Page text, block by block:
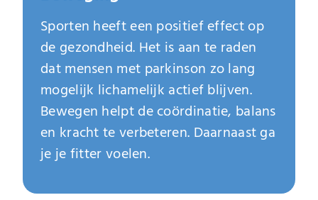
Sporten heeft een positief effect op
de gezondheid. Het is aan te raden
dat mensen met parkinson zo lang
mogelijk lichamelijk actief blijven.
Bewegen helpt de coördinatie, balans
en kracht te verbeteren. Daarnaast ga
je je fitter voelen.